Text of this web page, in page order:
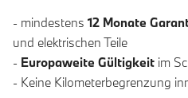
- mindestens 12 Monate
und elektrischen Teile
- Europaweite Gültigkeit im
- Keine Kilometerbegrenzung